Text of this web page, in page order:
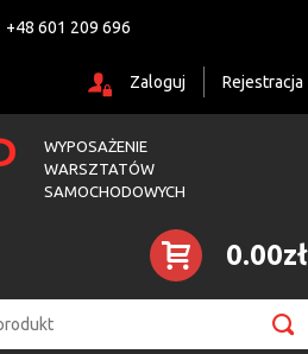
+48 601 209 696
Zaloguj Rejestracja
WYPOSAŻENIE
WARSZTATÓW
SAMOCHODOWYCH
 0.00zł